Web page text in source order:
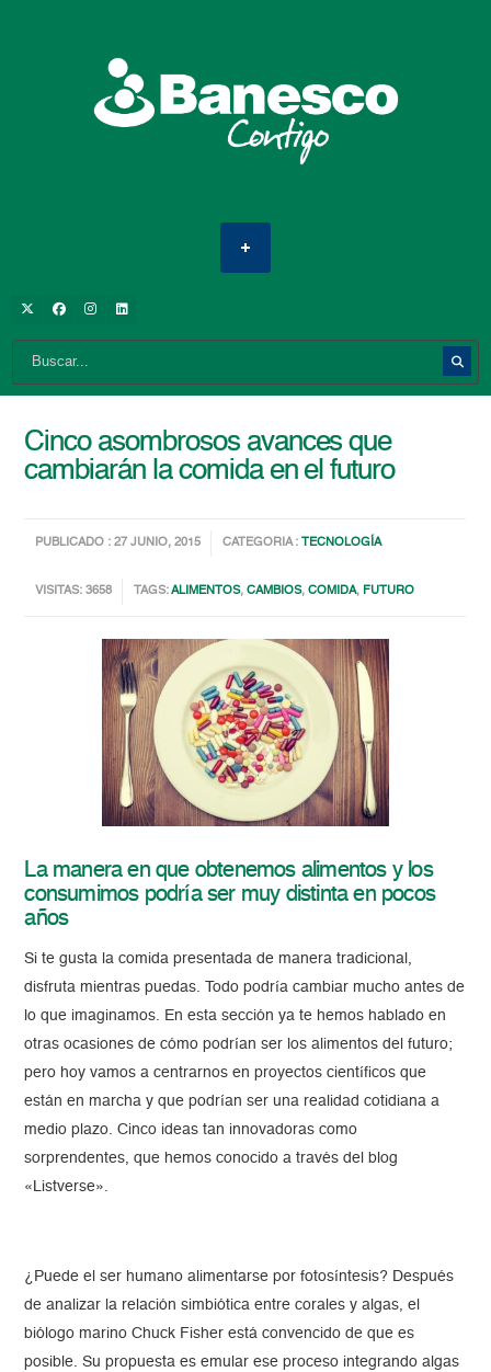
Cinco asombrosos avances que
cambiarán la comida en el futuro
PUBLICADO : 27 JUNIO, 2015 CATEGORIA : TECNOLOGÍA
VISITAS: 3658 TAGS:ALIMENTOS,CAMBIOS,COMIDA, FUTURO
La manera en que obtenemos alimentos y los
consumimos podría ser muy distinta en pocos
años
Si te gusta la comida presentada de manera tradicional,
disfruta mientras puedas. Todo podría cambiar mucho antes de
lo que imaginamos. En esta sección ya te hemos hablado en
otras ocasiones de cómo podrían ser los alimentos del futuro;
pero hoy vamos a centrarnos en proyectos científicos que
están en marcha y que podrían ser una realidad cotidiana a
medio plazo. Cinco ideas tan innovadoras como
sorprendentes, que hemos conocido a través del blog
«Listverse».
¿Puede el ser humano alimentarse por fotosíntesis? Después
de analizar la relación simbiótica entre corales y algas, el
biólogo marino Chuck Fisher está convencido de que es
posible. Su propuesta es emular ese proceso integrando algas